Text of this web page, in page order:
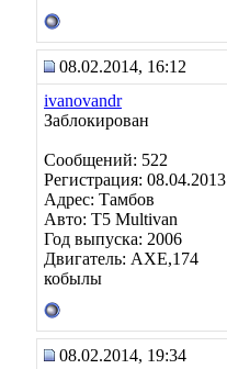
08.02.2014, 16:12
ivanovandr
Заблокирован
Сообщений: 522
Регистрация: 08.04.2013
Адрес: Тамбов
Авто: T5 Multivan
Год выпуска: 2006
Двигатель: АХЕ,174
кобылы
08.02.2014, 19:34